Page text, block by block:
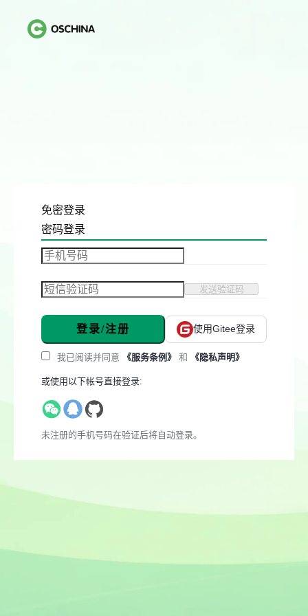
免密登录
密码登录
发送验证码
登录/注册 使用Gitee登录
我已阅读并同意 《服务条例》 和 《隐私声明》
或使用以下帐号直接登录:
未注册的手机号码在验证后将自动登录。